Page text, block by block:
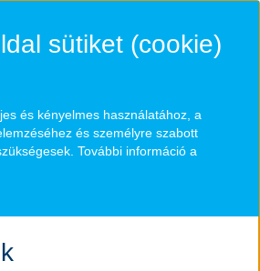
sütiket (cookie)
és kényelmes használatához, a
és személyre szabott
További információ a